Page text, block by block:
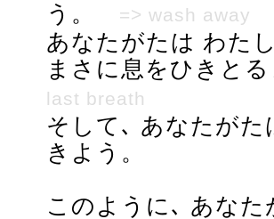
う。
=> wash away
あなたがたは わた
まさに息をひきと
last breath
そして､ あなたが
きよう。
このように､ あな